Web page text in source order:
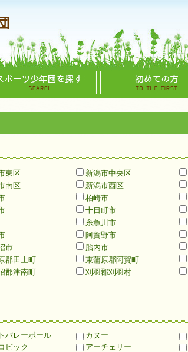
東区
南区
市
郡田上町
郡津南町
新潟市中央区
新潟市西区
柏崎市
十日町市
糸魚川市
阿賀野市
胎内市
東蒲原郡阿賀町
刈羽郡刈羽村
バレーボール
ビック
カヌー
アーチェリー